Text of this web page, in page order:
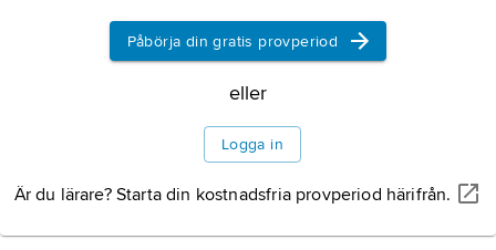
Järnåldern
Påbörja din gratis provperiod
eller
Logga in
Är du lärare? Starta din kostnadsfria provperiod härifrån.